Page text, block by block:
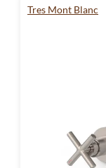
Tres Mont Blanc